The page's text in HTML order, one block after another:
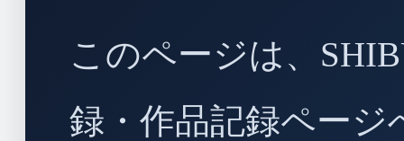
このページは、
録・作品記録ペー